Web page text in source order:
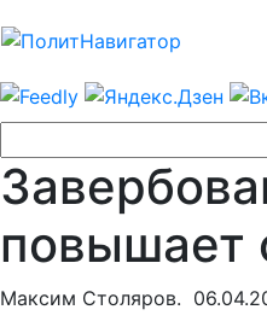
повышает
Максим Столяров.